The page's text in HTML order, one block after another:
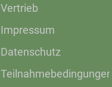
Vertrieb
Impressum
Datenschutz
Teilnahmebedingungen